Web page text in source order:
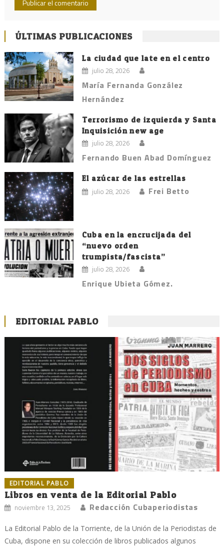
ÚLTIMAS PUBLICACIONES
La ciudad que late en el centro
julio 28, 2026
María Fernanda González
Hernández
Terrorismo de izquierda y Santa
Inquisición new age
julio 28, 2026
Fernando Buen Abad Domínguez
El azúcar de las estrellas
julio 28, 2026 Frei Betto
Cuba en la encrucijada del
“nuevo orden
trumpista/fascista”
julio 28, 2026
Enrique Ubieta Gómez.
EDITORIAL PABLO
EDITORIAL PABLO
Libros en venta de la Editorial Pablo
noviembre 13, 2025 Redacción Cubaperiodistas
La Editorial Pablo de la Torriente, de la Unión de la Periodistas de
Cuba, dispone en su colección de libros publicados algunos